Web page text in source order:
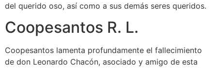
del querido oso, así como a sus demás seres queridos.
Coopesantos R. L.
Coopesantos lamenta profundamente el fallecimiento
de don Leonardo Chacón, asociado y amigo de esta